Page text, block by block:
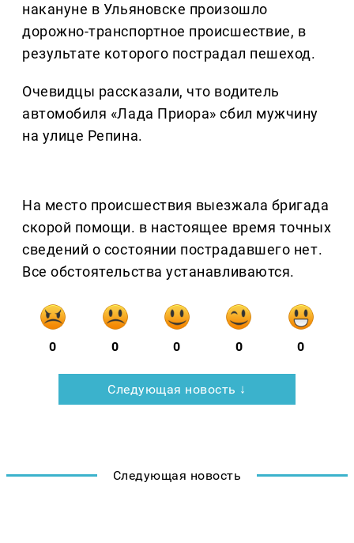
накануне в Ульяновске произошло
дорожно-транспортное происшествие, в
результате которого пострадал пешеход.
Очевидцы рассказали, что водитель
автомобиля «Лада Приора» сбил мужчину
на улице Репина.
На место происшествия выезжала бригада
скорой помощи. в настоящее время точных
сведений о состоянии пострадавшего нет.
Все обстоятельства устанавливаются.
0 0 0 0 0
Следующая новость ↓
Следующая новость